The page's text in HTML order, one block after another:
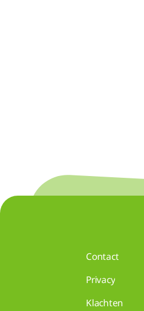
Contact
Privacy
Klachten